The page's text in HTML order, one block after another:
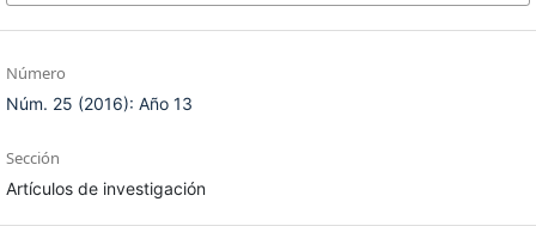
Número
Núm. 25 (2016): Año 13
Sección
Artículos de investigación